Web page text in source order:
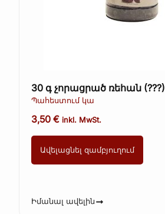
30 գ չորացրած ռեհան (???)
Պահեստում կա
3,50€ inkl. MwSt.
Ավելացնել զամբյուղում
Իմանալ ավելին